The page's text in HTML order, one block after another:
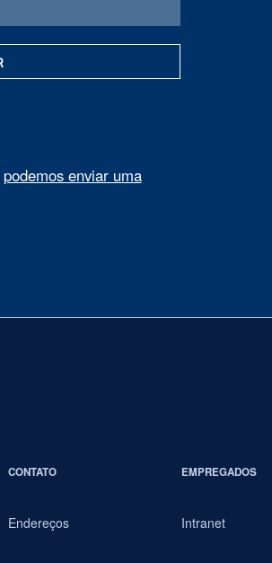
podemos enviar uma
CONTATO
Endereços
EMPREGADOS
Intranet